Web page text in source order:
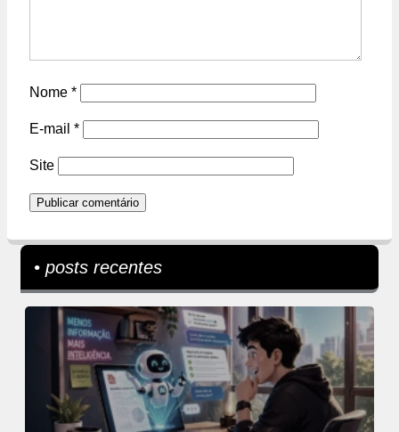
Nome *
E-mail *
Site
• posts recentes